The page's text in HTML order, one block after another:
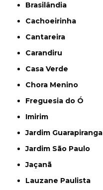
Brasilândia
Cachoeirinha
Cantareira
Carandiru
Casa Verde
Chora Menino
Freguesia do Ó
Imirim
Jardim Guarapiranga
Jardim São Paulo
Jaçanã
Lauzane Paulista